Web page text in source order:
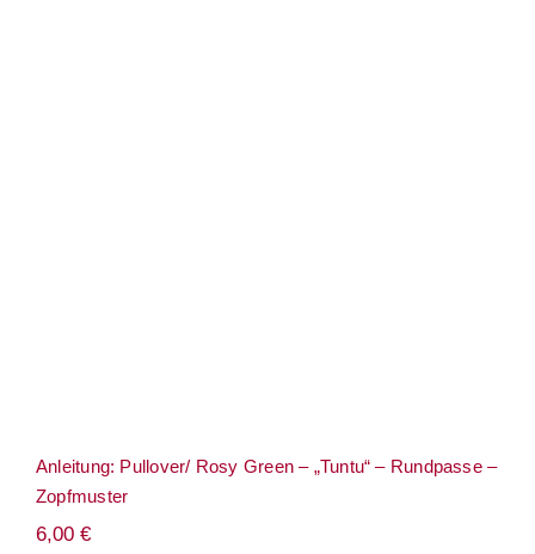
Anleitung: Pullover/ Rosy Green – „Tuntu“ – Rundpasse –
Zopfmuster
6,00 €